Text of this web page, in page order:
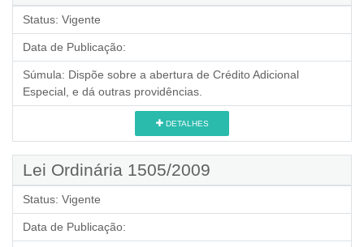
Status: Vigente
Data de Publicação:
Súmula: Dispõe sobre a abertura de Crédito Adicional
Especial, e dá outras providências.
DETALHES
Lei Ordinária 1505/2009
Status: Vigente
Data de Publicação: